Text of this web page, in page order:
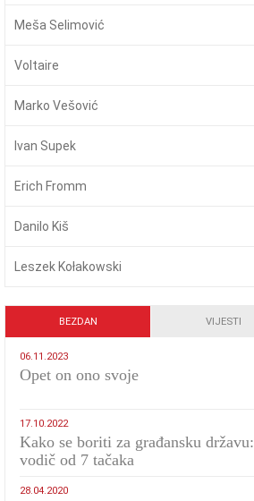
Meša Selimović
Voltaire
Marko Vešović
Ivan Supek
Erich Fromm
Danilo Kiš
Leszek Kołakowski
BEZDAN VIJESTI
06.11.2023
​Opet on ono svoje
17.10.2022
Kako se boriti za građansku državu:
vodič od 7 tačaka
28.04.2020